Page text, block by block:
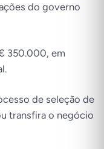
do governo
350.000, em
de seleção de
transfira o negócio